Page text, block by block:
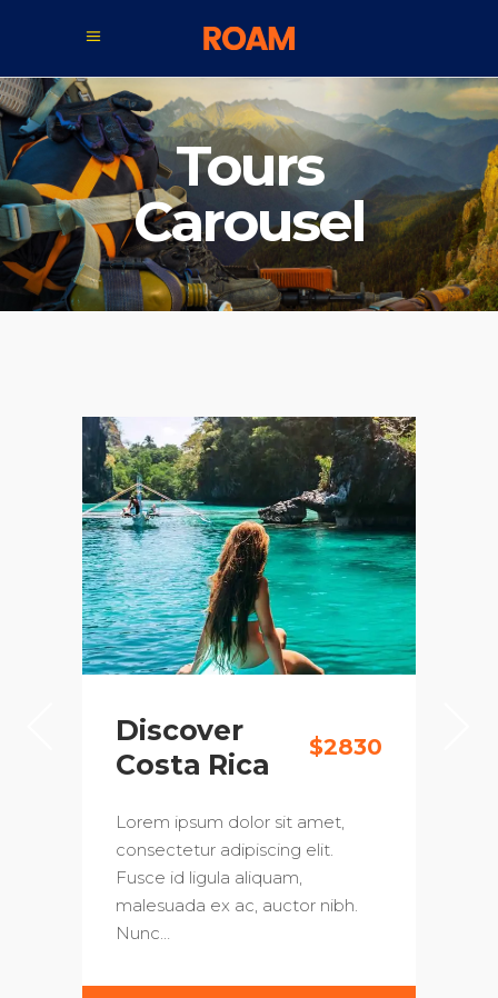
Tours
Carousel
$2830
auctor nibh.
Thai Island
To Visit
Lorem ipsum dolor sit amet,
consectetur adipiscing elit.
Fusce id ligula aliquam,
malesuada ex ac, auctor nibh.